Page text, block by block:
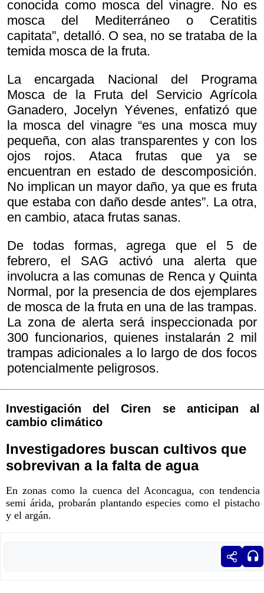
conocida como mosca del vinagre. No es
mosca del Mediterráneo o Ceratitis
capitata”, detalló. O sea, no se trataba de la
temida mosca de la fruta.
La encargada Nacional del Programa
Mosca de la Fruta del Servicio Agrícola
Ganadero, Jocelyn Yévenes, enfatizó que
la mosca del vinagre “es una mosca muy
pequeña, con alas transparentes y con los
ojos rojos. Ataca frutas que ya se
encuentran en estado de descomposición.
No implican un mayor daño, ya que es fruta
que estaba con daño desde antes”. La otra,
en cambio, ataca frutas sanas.
De todas formas, agrega que el 5 de
febrero, el SAG activó una alerta que
involucra a las comunas de Renca y Quinta
Normal, por la presencia de dos ejemplares
de mosca de la fruta en una de las trampas.
La zona de alerta será inspeccionada por
300 funcionarios, quienes instalarán 2 mil
trampas adicionales a lo largo de dos focos
potencialmente peligrosos.
Investigación del Ciren se anticipan al
cambio climático
Investigadores buscan cultivos que
sobrevivan a la falta de agua
En zonas como la cuenca del Aconcagua, con tendencia
semi árida, probarán plantando especies como el pistacho
y el argán.